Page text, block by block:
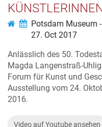
Potsdam Museum
27. Oct 2017
Anlässlich des 50.
Magda Langenstraß-
Forum für Kunst und
Ausstellung vom 24.
2016.
Video auf Youtube ansehen